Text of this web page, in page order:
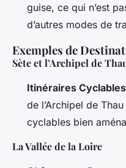
guise, ce qui n’est
d’autres modes de
Exemples de
Sète et l’Archipel de
Itinéraires Cyclables
de l’Archipel de
cyclables bien
La Vallée de la Loire